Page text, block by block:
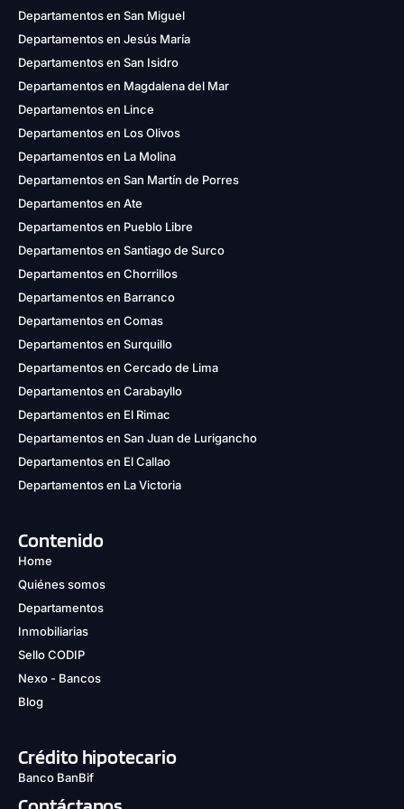
Departamentos en San Miguel
Departamentos en Jesús María
Departamentos en San Isidro
Departamentos en Magdalena del Mar
Departamentos en Lince
Departamentos en Los Olivos
Departamentos en La Molina
Departamentos en San Martín de Porres
Departamentos en Ate
Departamentos en Pueblo Libre
Departamentos en Santiago de Surco
Departamentos en Chorrillos
Departamentos en Barranco
Departamentos en Comas
Departamentos en Surquillo
Departamentos en Cercado de Lima
Departamentos en Carabayllo
Departamentos en El Rimac
Departamentos en San Juan de Lurigancho
Departamentos en El Callao
Departamentos en La Victoria
Contenido
Home
Quiénes somos
Departamentos
Inmobiliarias
Sello CODIP
Nexo - Bancos
Blog
Crédito hipotecario
Banco BanBif